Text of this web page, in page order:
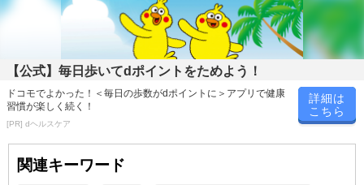
※お客様のご都合でお受取りいただけない場合、商品の再発送や返
金はいたしかねます。
また、お届け日時のご指定は、お受けできません。宅配業者からの
不在票にてご対応ください。
※発送予定日は前後する場合がございます。また商品によって発送
日が異なります。
※dショッピングサンプル百貨店よりお届けする商品は、ご利用いた
禁じます。
転売等、目的以外での利用が確認された場合は、サービス利用を停
【公式】毎日歩いてdポイントをためよう！
ドコモでよかった！＜毎日の歩数がdポイントに＞アプリで健康
習慣が楽しく続く！
[PR] dヘルスケア
詳細は
こちら
関連キーワード